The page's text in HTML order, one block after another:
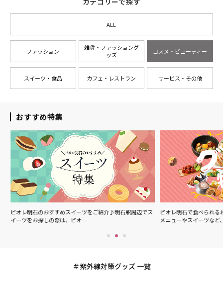
ALL
ファッション
雑貨・ファッショング
ッズ
コスメ・ビューティー
スイーツ・食品 カフェ・レストラン サービス・その他
おすすめ特集
ピオレ明石のおすすめスイーツをご紹介♪明石駅周辺でス
イーツをお探しの際は、ピオ…
ピオレ明石で食べられる
メニューやスイーツなど
紫外線対策グッズ 一覧